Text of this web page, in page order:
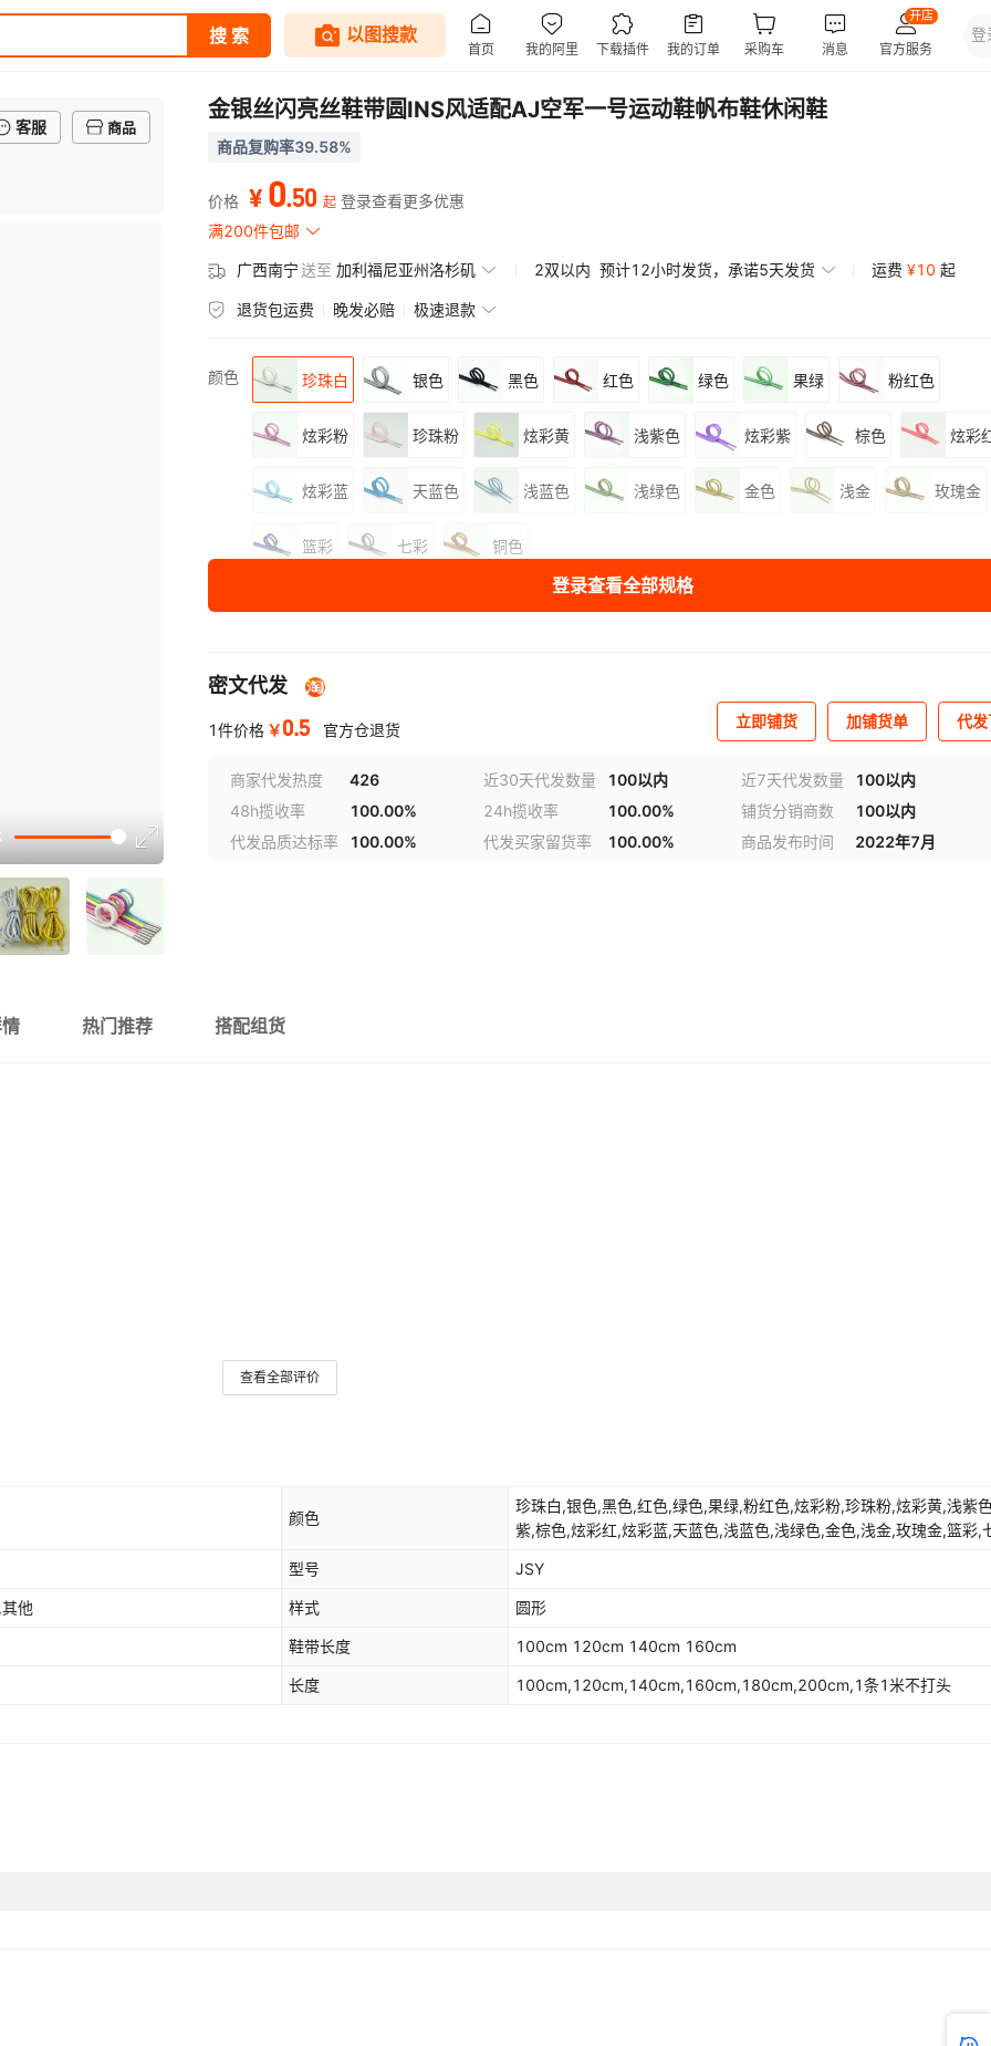
客服 商品
讲解视频
金银丝闪亮丝鞋带圆INS风适配AJ空军一号运动鞋帆布鞋休闲鞋
商品复购率39.58%
价格 ¥ 0.50 起 登录查看更多优惠
满200件包邮
广西南宁送至 加利福尼亚州洛杉矶 2双以内 预计12小时发货，承诺5天发货 运费 ¥10 起
退货包运费 晚发必赔 极速退款
颜色 珍珠白 银色 黑色 红色 绿色 果绿 粉红色
炫彩粉 珍珠粉 炫彩黄 浅紫色 炫彩紫 棕色 炫彩
炫彩蓝 天蓝色 浅蓝色 浅绿色 金色 浅金 玫瑰金
篮彩 七彩 铜色
140cm
160cm 库存 4930双
180cm 库存4999 双
200cm 库存4988 双
登录查看全部规格
密文代发
1件价格 ￥0.5 官方仓退货 立即铺货 加铺货单 代
商家代发热度 426 近30天代发数量 100以内 近7天代发数量
100以内
48h揽收率
100.00% 24h揽收率 100.00% 铺货分销商数
100以内
代发品质达标率
100.00% 代发买家留货率 100.00% 商品发布时间 2022年7月
热门推荐 搭配组货
查看全部评价
颜色
珍珠白,银色,黑色,红色,绿色,果绿,粉红色,炫彩粉,珍珠粉,炫彩黄,浅紫
紫,棕色,炫彩红,炫彩蓝,天蓝色,浅蓝色,浅绿色,金色,浅金,玫瑰金,篮彩,
型号 JSY
他 样式 圆形
鞋带长度 100cm 120cm 140cm 160cm
长度 100cm,120cm,140cm,160cm,180cm,200cm,1条1米不打头